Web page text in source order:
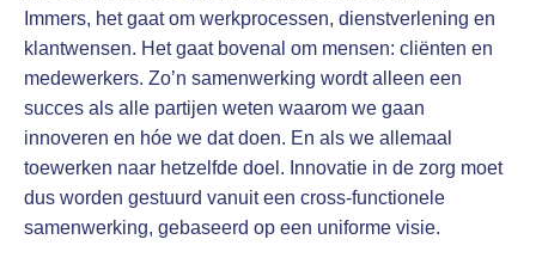
Immers, het gaat om werkprocessen, dienstverlening en
klantwensen. Het gaat bovenal om mensen: cliënten en
medewerkers. Zo’n samenwerking wordt alleen een
succes als alle partijen weten waarom we gaan
innoveren en hóe we dat doen. En als we allemaal
toewerken naar hetzelfde doel. Innovatie in de zorg moet
dus worden gestuurd vanuit een cross-functionele
samenwerking, gebaseerd op een uniforme visie.